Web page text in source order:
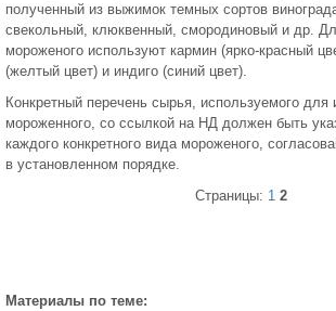
полученный из выжимок темных сортов
свекольный, клюквенный, смородиновый и др.
мороженого используют кармин (ярко-красный
(желтый цвет) и индиго (синий цвет).
Конкретный перечень сырья, используемого для
мороженного, со ссылкой на НД должен быть
каждого конкретного вида мороженого,
в установленном порядке.
Страницы: 1 2
Материалы по теме: